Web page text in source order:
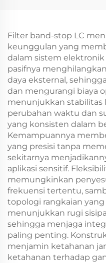
Filter band-stop LC
keunggulan yang
dalam sistem elektronik
pasifnya
daya eksternal,
dan mengurangi biaya
menunjukkan stabilitas
perubahan waktu dan
yang konsisten dalam
Kemampuannya
yang presisi tanpa
sekitarnya
aplikasi sensitif.
memungkinkan
frekuensi tertentu,
topologi rangkaian
menunjukkan rugi
sehingga menjaga
paling penting.
menjamin ketahanan
ketahanan terhadap